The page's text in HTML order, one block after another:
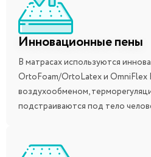
Инновационные пены
В матрасах используются
OrtoFoam/OrtoLatex и OmniFlex
воздухообменом,
подстраиваются под тело